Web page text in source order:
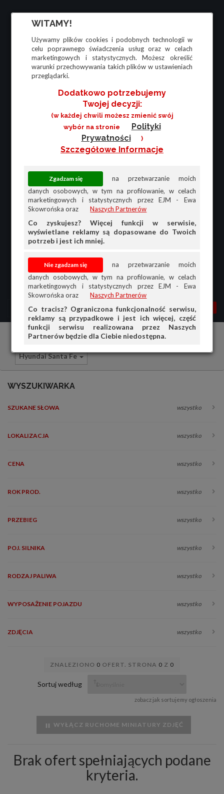
WITAMY!
Używamy plików cookies i podobnych technologii w
celu poprawnego świadczenia usług oraz w celach
marketingowych i statystycznych. Możesz określić
warunki przechowywania takich plików w ustawieniach
przeglądarki.
Dodatkowo potrzebujemy
Twojej decyzji:
(w każdej chwili możesz zmienić swój
wybór na stronie
Polityki
Prywatności
)
Szczegółowe Informacje
na przetwarzanie moich
danych osobowych, w tym na profilowanie, w celach
marketingowych i statystycznych przez EJM - Ewa
Skowrońska oraz
Naszych Partnerów
Co zyskujesz? Więcej funkcji w serwisie,
wyświetlane reklamy są dopasowane do Twoich
potrzeb i jest ich mniej.
na przetwarzanie moich
danych osobowych, w tym na profilowanie, w celach
marketingowych i statystycznych przez EJM - Ewa
Skowrońska oraz
Naszych Partnerów
Co tracisz? Ograniczona funkcjonalność serwisu,
reklamy są przypadkowe i jest ich więcej, część
funkcji serwisu realizowana przez Naszych
Partnerów będzie dla Ciebie niedostępna.
MENU MOJA AG
PRZEGLĄD
Samochody osobowe Hyundai
Hyundai Santa Fe
WYSZUKIWARKA
SZUKANE SŁOWA wszystko
LOKALIZACJA wszystko
CENA wszystko
ROK PROD. wszystko
PRZEBIEG wszystko
POJ. SILNIKA wszystko
RODZAJ PALIWA wszystko
WYPOSAŻENIE POJAZDU wszystko
ZDJĘCIA wszystko
ZNALEZIONO 0 OFERT. STRONA 0 Z 0
Sortuj według
zobacz jak sortujemy ogłoszenia
WYŁĄCZ RUCHOME MINIATURY ZDJĘĆ
Brak ofert spełniających podane
kryteria.